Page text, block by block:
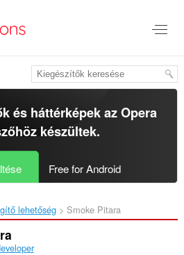
és háttérképek azOpera
készültek.
Free for Android
lehetőség Smoke Pitara‎